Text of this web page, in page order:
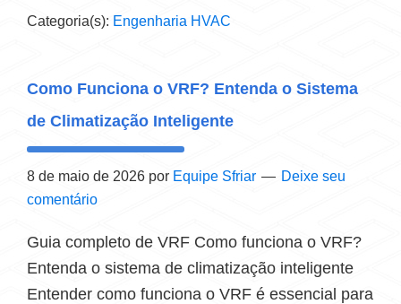
Categoria(s): Engenharia HVAC
Como Funciona o VRF? Entenda o Sistema
de Climatização Inteligente
8 de maio de 2026 por Equipe Sfriar
Deixe seu
comentário
Guia completo de VRF Como funciona o VRF?
Entenda o sistema de climatização inteligente
Entender como funciona o VRF é essencial para